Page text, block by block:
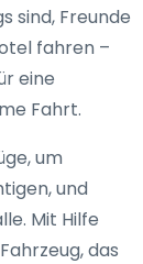
sind, Freunde
fahren –
eine
Fahrt.
um
und
Mit Hilfe
das